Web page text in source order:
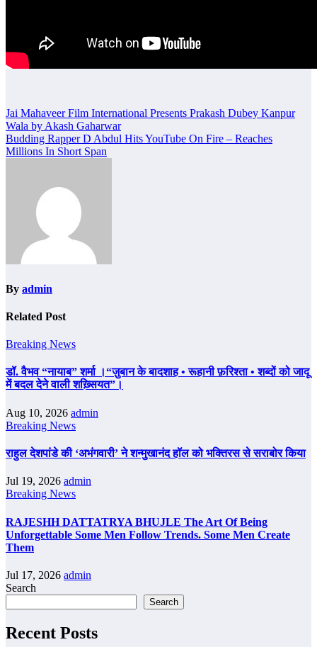
Post
navigation
Jai Mahaveer Film International Presents Prakash Dubey Kanpur
Wala by Akash Gaharwar
Budding Rapper D Abdul Hits YouTube On Fire – Reaches
Millions In Short Span
By admin
Related Post
Breaking News
डॉ. वैभव “नायाब” शर्मा ।“ज़ुबान के बादशाह • रूहानी फ़रिश्ता • शब्दों को जादू
में बदल देने वाली शख़्सियत”।
Aug 10, 2026 admin
Breaking News
राहुल देशपांडे की ‘अभंगवारी’ ने शन्मुखानंद हॉल को भक्तिरस से सराबोर किया
Jul 19, 2026 admin
Breaking News
RAJESHH DATTATRYA BHUJLE The Art Of Being
Unforgettable Some Men Follow Trends. Some Men Create
Them
Jul 17, 2026 admin
Search
Search
Recent Posts